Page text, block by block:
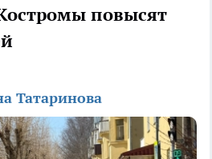
повысят
Татаринова